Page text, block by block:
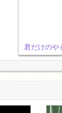
君だけのや